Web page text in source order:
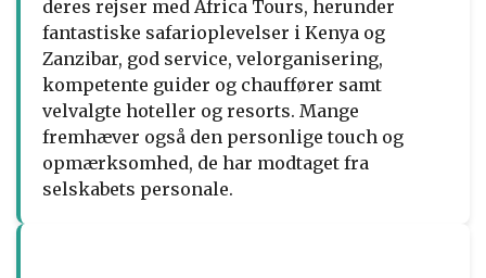
deres rejser med Africa Tours, herunder
fantastiske safarioplevelser i Kenya og
Zanzibar, god service, velorganisering,
kompetente guider og chauffører samt
velvalgte hoteller og resorts. Mange
fremhæver også den personlige touch og
opmærksomhed, de har modtaget fra
selskabets personale.